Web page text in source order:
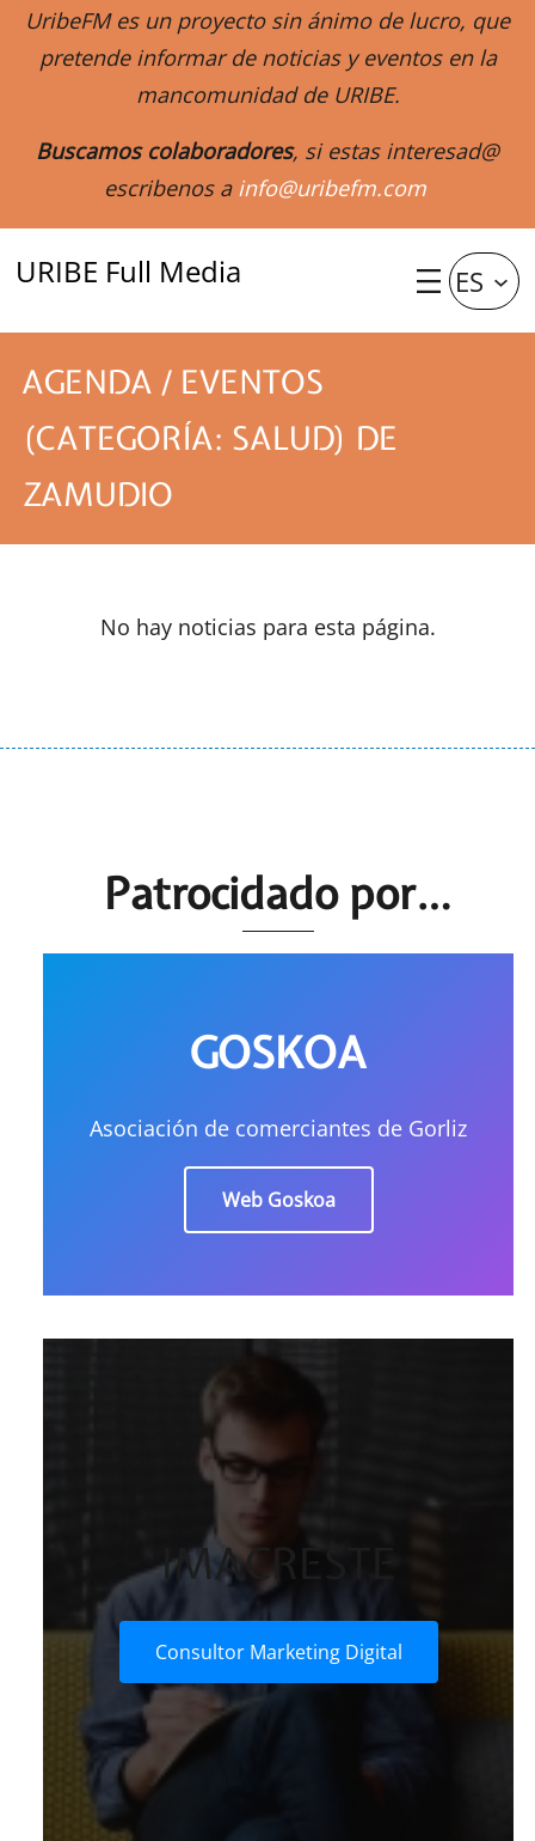
UribeFM es un proyecto sin ánimo de lucro, que
pretende informar de noticias y eventos en la
mancomunidad de URIBE.
Buscamos colaboradores, si estas interesad@
escribenos a info@uribefm.com
URIBE Full Media ES
AGENDA / EVENTOS
(CATEGORÍA: SALUD) DE
ZAMUDIO
No hay noticias para esta página.
Patrocidado por…
GOSKOA
Asociación de comerciantes de Gorliz
Web Goskoa
IMACRESTE
Consultor Marketing Digital